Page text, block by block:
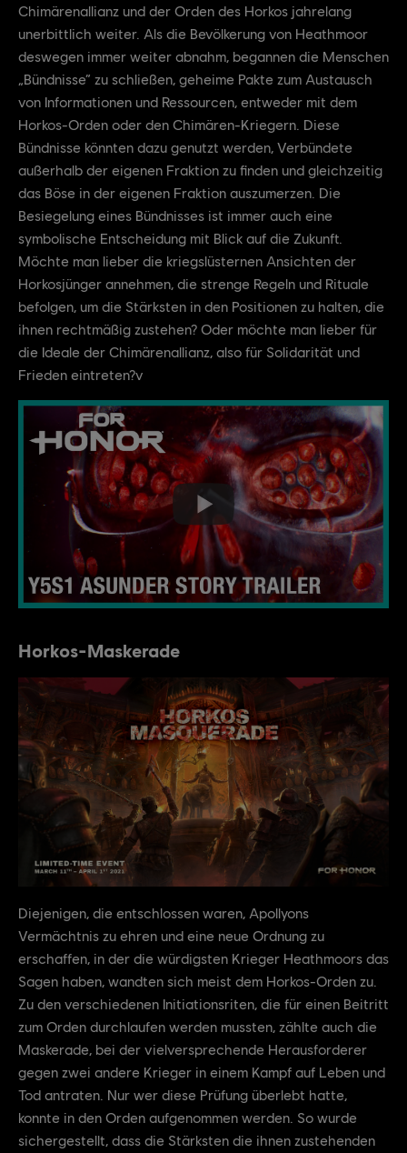
Chimärenallianz und der Orden des Horkos jahrelang
unerbittlich weiter. Als die Bevölkerung von Heathmoor
deswegen immer weiter abnahm, begannen die Menschen
„Bündnisse“ zu schließen, geheime Pakte zum Austausch
von Informationen und Ressourcen, entweder mit dem
Horkos-Orden oder den Chimären-Kriegern. Diese
Bündnisse könnten dazu genutzt werden, Verbündete
außerhalb der eigenen Fraktion zu finden und gleichzeitig
das Böse in der eigenen Fraktion auszumerzen. Die
Besiegelung eines Bündnisses ist immer auch eine
symbolische Entscheidung mit Blick auf die Zukunft.
Möchte man lieber die kriegslüsternen Ansichten der
Horkosjünger annehmen, die strenge Regeln und Rituale
befolgen, um die Stärksten in den Positionen zu halten, die
ihnen rechtmäßig zustehen? Oder möchte man lieber für
die Ideale der Chimärenallianz, also für Solidarität und
Frieden eintreten?v
Horkos-Maskerade
Diejenigen, die entschlossen waren, Apollyons
Vermächtnis zu ehren und eine neue Ordnung zu
erschaffen, in der die würdigsten Krieger Heathmoors das
Sagen haben, wandten sich meist dem Horkos-Orden zu.
Zu den verschiedenen Initiationsriten, die für einen Beitritt
zum Orden durchlaufen werden mussten, zählte auch die
Maskerade, bei der vielversprechende Herausforderer
gegen zwei andere Krieger in einem Kampf auf Leben und
Tod antraten. Nur wer diese Prüfung überlebt hatte,
konnte in den Orden aufgenommen werden. So wurde
sichergestellt, dass die Stärksten die ihnen zustehenden